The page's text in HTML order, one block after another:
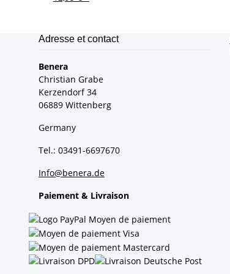
Adresse et contact
Benera
Christian Grabe
Kerzendorf 34
06889 Wittenberg
Germany
Tel.: 03491-6697670
Info@benera.de
Paiement & Livraison